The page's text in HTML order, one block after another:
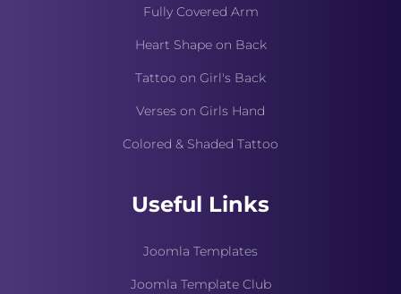
Fully Covered Arm
Heart Shape on Back
Tattoo on Girl's Back
Verses on Girls Hand
Colored & Shaded Tattoo
Useful Links
Joomla Templates
Joomla Template Club